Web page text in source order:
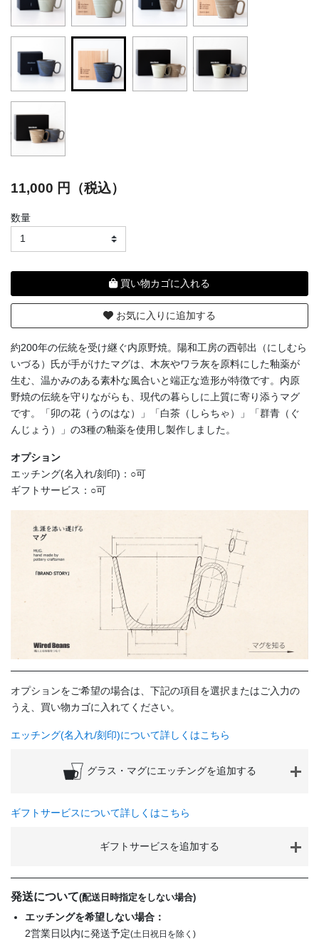
約200年の伝統を受け継ぐ内原野焼。陽和工房の西邨出（にしむら
いづる）氏が手がけたマグは、木灰やワラ灰を原料にした釉薬が
生む、温かみのある素朴な風合いと端正な造形が特徴です。内原
野焼の伝統を守りながらも、現代の暮らしに上質に寄り添うマグ
です。「卯の花（うのはな）」「白茶（しらちゃ）」「群青（ぐ
んじょう）」の3種の釉薬を使用し製作しました。
オプション
エッチング(名入れ/刻印)：○可
ギフトサービス：○可
11,000 円（税込）
数量
買い物カゴに入れる
お気に入りに追加する
発送について(配送日時指定をしない場合)
エッチングを希望しない場合：
2営業日以内に発送予定(土日祝日を除く)
オプションをご希望の場合は、下記の項目を選択またはご入力の
うえ、買い物カゴに入れてください。
エッチング(名入れ/刻印)について詳しくはこちら
グラス・マグにエッチングを追加する
ギフトサービスについて詳しくはこちら
ギフトサービスを追加する